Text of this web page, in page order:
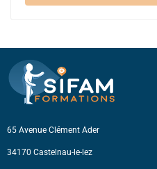
65 Avenue Clément Ader
34170 Castelnau-le-lez